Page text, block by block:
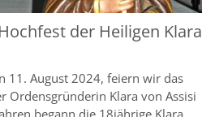
der Heiligen Klara
11. August 2024, feiern wir das
Ordensgründerin Klara von Assisi